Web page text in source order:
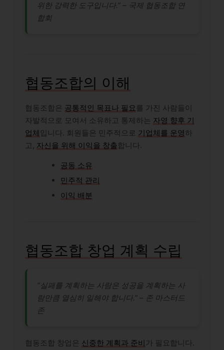
위한 강력한 도구입니다.” – 국제 협동조합 연
합회
협동조합의 이해
협동조합은 공통적인 목표나 필요를 가진 사람들이
자발적으로 모여서 소유하고 통제하는 자영 향후 기
업체입니다. 회원들은 민주적으로 기업체를 운영하
고, 자신을 위해 이익을 창출합니다.
공동 소유
민주적 관리
이익 배분
협동조합 창업 계획 수립
“실패를 계획하는 사람은 성공을 계획하는 사
람만큼 열심히 일해야 합니다.” – 존 마스터드
존
협동조합 창업은 신중한 계획과 준비 가 필요합니다.